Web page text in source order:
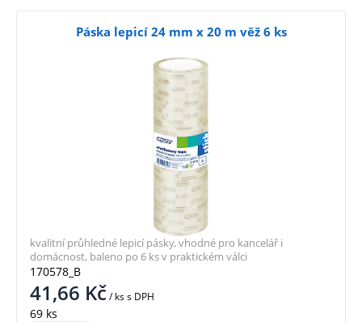
Páska lepicí 24 mm x 20 m věž 6 ks
170578_B
41,66 Kč/ kss DPH
69 ks
kvalitní průhledné lepicí pásky, vhodné pro kancelář i
domácnost, baleno po 6 ks v praktickém válci